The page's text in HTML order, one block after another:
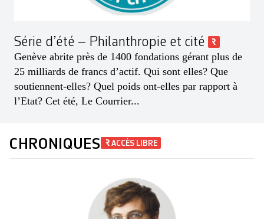
Série d’été – Philanthropie et cité
Genève abrite près de 1400 fondations gérant plus de
25 milliards de francs d’actif. Qui sont elles? Que
soutiennent-elles? Quel poids ont-elles par rapport à
l’Etat? Cet été, Le Courrier...
CHRONIQUES ACCÈS LIBRE